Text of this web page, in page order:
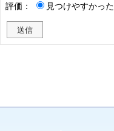
評価：
見つけやすかった